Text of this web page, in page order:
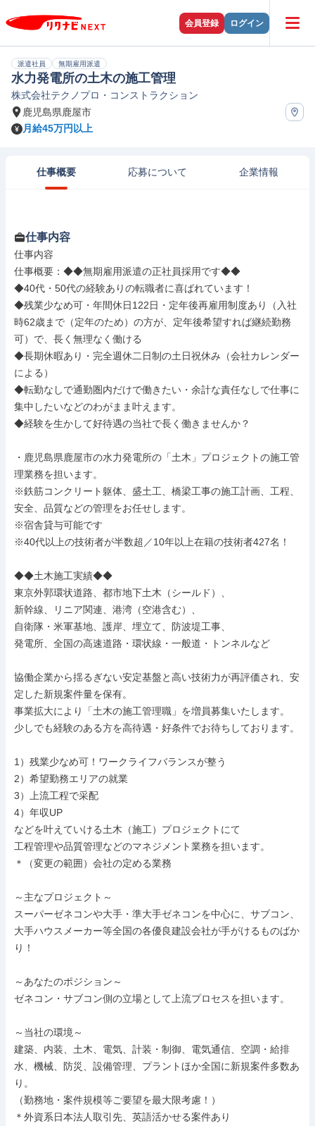
会員登録 ログイン
派遣社員 無期雇用派遣
水力発電所の土木の施工管理
株式会社テクノプロ・コンストラクション
鹿児島県鹿屋市
月給45万円以上
仕事概要 応募について 企業情報
仕事内容
仕事内容
仕事概要：◆◆無期雇用派遣の正社員採用です◆◆
◆40代・50代の経験ありの転職者に喜ばれています！
◆残業少なめ可・年間休日122日・定年後再雇用制度あり（入社
時62歳まで（定年のため）の方が、定年後希望すれば継続勤務
可）で、長く無理なく働ける
◆長期休暇あり・完全週休二日制の土日祝休み（会社カレンダー
による）
◆転勤なしで通勤圏内だけで働きたい・余計な責任なしで仕事に
集中したいなどのわがまま叶えます。
◆経験を生かして好待遇の当社で長く働きませんか？
・鹿児島県鹿屋市の水力発電所の「土木」プロジェクトの施工管
理業務を担います。
※鉄筋コンクリート躯体、盛土工、橋梁工事の施工計画、工程、
安全、品質などの管理をお任せします。
※宿舎貸与可能です
※40代以上の技術者が半数超／10年以上在籍の技術者427名！
◆◆土木施工実績◆◆
東京外郭環状道路、都市地下土木（シールド）、
新幹線、リニア関連、港湾（空港含む）、
自衛隊・米軍基地、護岸、埋立て、防波堤工事、
発電所、全国の高速道路・環状線・一般道・トンネルなど
協働企業から揺るぎない安定基盤と高い技術力が再評価され、安
定した新規案件量を保有。
事業拡大により「土木の施工管理職」を増員募集いたします。
少しでも経験のある方を高待遇・好条件でお待ちしております。
1）残業少なめ可！ワークライフバランスが整う
2）希望勤務エリアの就業
3）上流工程で采配
4）年収UP
などを叶えていける土木（施工）プロジェクトにて
工程管理や品質管理などのマネジメント業務を担います。
＊（変更の範囲）会社の定める業務
～主なプロジェクト～
スーパーゼネコンや大手・準大手ゼネコンを中心に、サブコン、
大手ハウスメーカー等全国の各優良建設会社が手がけるものばか
り！
～あなたのポジション～
ゼネコン・サブコン側の立場として上流プロセスを担います。
～当社の環境～
建築、内装、土木、電気、計装・制御、電気通信、空調・給排
水、機械、防災、設備管理、プラントほか全国に新規案件多数あ
り。
（勤務地・案件規模等ご要望を最大限考慮！）
＊外資系日本法人取引先、英語活かせる案件あり